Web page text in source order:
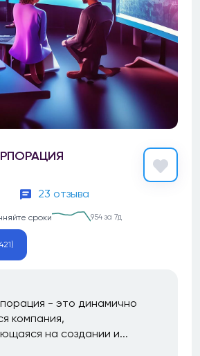
23 отзыва
сроки 954 за 7д
- это динамично
компания,
на создании и...